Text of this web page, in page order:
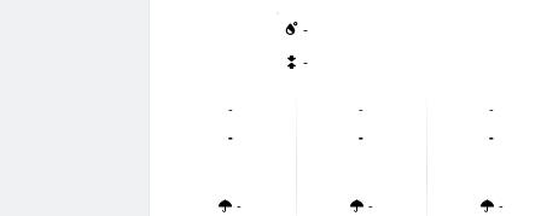
-
-
-
-
-
-
-
-
-
-
-